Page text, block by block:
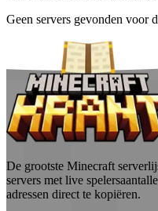
Geen servers gevonden voor
De grootste Minecraft
servers met live
adressen direct te kopiëren.